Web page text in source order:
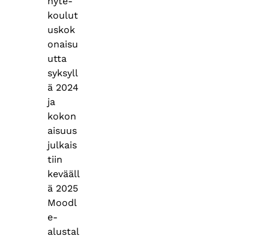
koulut
uskok
onaisu
utta
syksyll
ä 2024
ja
kokon
aisuus
julkais
tiin
kevääll
ä 2025
Moodl
e-
alustal